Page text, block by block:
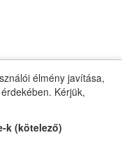
élmény javítása,
Kérjük,
k (kötelező)